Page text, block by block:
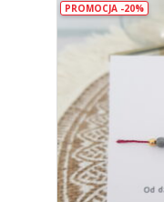
PROMOCJA -20%